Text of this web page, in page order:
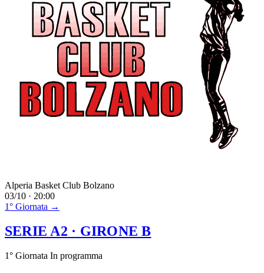
Alperia Basket Club Bolzano
03/10 · 20:00
1° Giornata →
SERIE A2 · GIRONE B
1° Giornata In programma